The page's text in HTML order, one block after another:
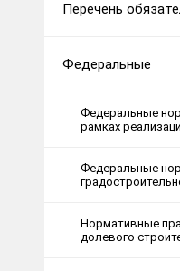
Перечень
Федеральные
Федеральные
рамках
Федеральные
Нормативные
долевого